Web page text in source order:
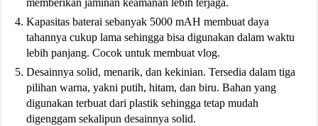
Kapasitas baterai sebanyak 5000 mAH membuat daya
tahannya cukup lama sehingga bisa digunakan dalam waktu
lebih panjang. Cocok untuk membuat vlog.
Desainnya solid, menarik, dan kekinian. Tersedia dalam tiga
pilihan warna, yakni putih, hitam, dan biru. Bahan yang
digunakan terbuat dari plastik sehingga tetap mudah
digenggam sekalipun desainnya solid.